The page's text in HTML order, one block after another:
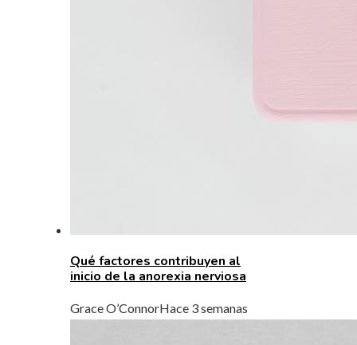
Qué factores contribuyen al
inicio de la anorexia nerviosa
Grace O’ConnorHace 3 semanas